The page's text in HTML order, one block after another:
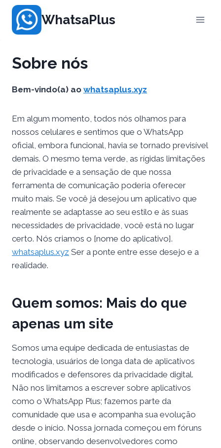
Pular
para
WhatsaPlus
Sobre nós
Bem-vindo(a) ao whatsaplus.xyz
Em algum momento, todos nós olhamos para
nossos celulares e sentimos que o WhatsApp
oficial, embora funcional, havia se tornado previsível
demais. O mesmo tema verde, as rígidas limitações
de privacidade e a sensação de que nossa
ferramenta de comunicação poderia oferecer
muito mais. Se você já desejou um aplicativo que
realmente se adaptasse ao seu estilo e às suas
necessidades de privacidade, você está no lugar
certo. Nós criamos o [nome do aplicativo].
whatsaplus.xyz Ser a ponte entre esse desejo e a
realidade.
Quem somos: Mais do que
apenas um site
Somos uma equipe dedicada de entusiastas de
tecnologia, usuários de longa data de aplicativos
modificados e defensores da privacidade digital.
Não nos limitamos a escrever sobre aplicativos
como o WhatsApp Plus; fazemos parte da
comunidade que usa e acompanha sua evolução
desde o início. Nossa jornada começou em fóruns
online, observando desenvolvedores como